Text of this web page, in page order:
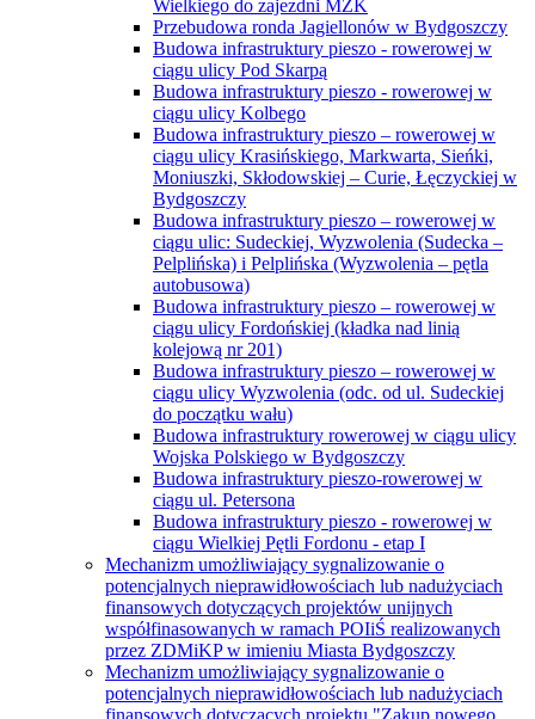
Wielkiego do zajezdni MZK
Przebudowa ronda Jagiellonów w Bydgoszczy
Budowa infrastruktury pieszo - rowerowej w
ciągu ulicy Pod Skarpą
Budowa infrastruktury pieszo - rowerowej w
ciągu ulicy Kolbego
Budowa infrastruktury pieszo – rowerowej w
ciągu ulicy Krasińskiego, Markwarta, Sieńki,
Moniuszki, Skłodowskiej – Curie, Łęczyckiej w
Bydgoszczy
Budowa infrastruktury pieszo – rowerowej w
ciągu ulic: Sudeckiej, Wyzwolenia (Sudecka –
Pelplińska) i Pelplińska (Wyzwolenia – pętla
autobusowa)
Budowa infrastruktury pieszo – rowerowej w
ciągu ulicy Fordońskiej (kładka nad linią
kolejową nr 201)
Budowa infrastruktury pieszo – rowerowej w
ciągu ulicy Wyzwolenia (odc. od ul. Sudeckiej
do początku wału)
Budowa infrastruktury rowerowej w ciągu ulicy
Wojska Polskiego w Bydgoszczy
Budowa infrastruktury pieszo-rowerowej w
ciągu ul. Petersona
Budowa infrastruktury pieszo - rowerowej w
ciągu Wielkiej Pętli Fordonu - etap I
Mechanizm umożliwiający sygnalizowanie o
potencjalnych nieprawidłowościach lub nadużyciach
finansowych dotyczących projektów unijnych
współfinasowanych w ramach POIiŚ realizowanych
przez ZDMiKP w imieniu Miasta Bydgoszczy
Mechanizm umożliwiający sygnalizowanie o
potencjalnych nieprawidłowościach lub nadużyciach
finansowych dotyczących projektu "Zakup nowego